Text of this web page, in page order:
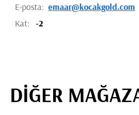
E-posta: emaar@kocakgold.com
Kat:
-2
DİĞER